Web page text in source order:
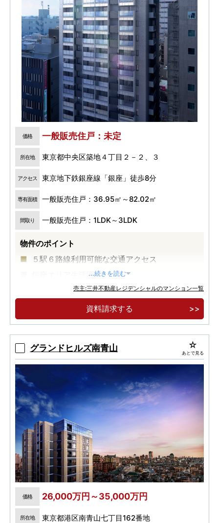
価格 一般販売住戸：未定
所在地 東京都中央区築地４丁目２－２、３
アクセス 東京地下鉄銀座線「銀座」徒歩8分
専有面積 一般販売住戸：36.95㎡～82.02㎡
間取り 一般販売住戸：1LDK～3LDK
物件のポイント
５駅６路線利用可能な交通アクセス
銀座エリア生活圏
大規模再開発が進む築地エリア
...続きを読む
売主:三井不動産レジデンシャルのマンション一覧
資料請求する
グランドヒルズ南青山 あとで見る
価格 26,000万円～35,000万円
所在地 東京都港区南青山七丁目162番地